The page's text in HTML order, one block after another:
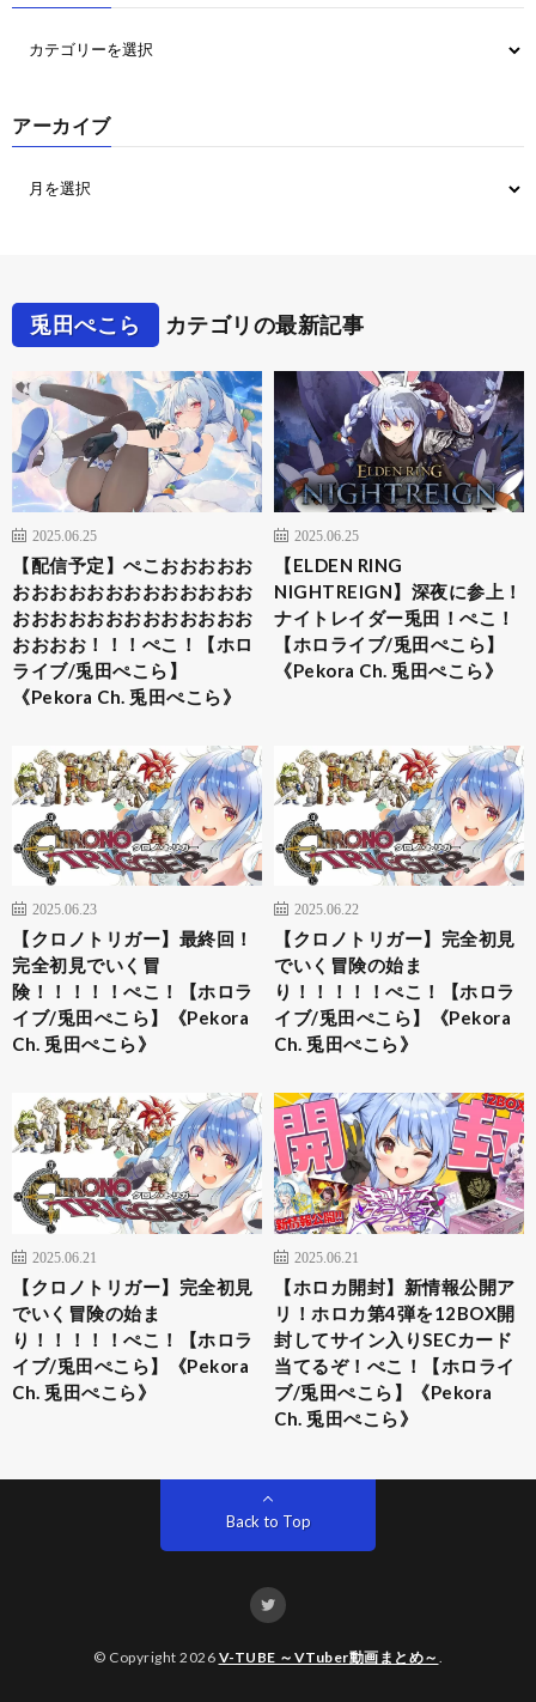
アーカイブ
兎田ぺこら カテゴリの最新記事
2025.06.25
【配信予定】ぺこおおおおお
おおおおおおおおおおおおお
おおおおおおおおおおおおお
おおおお！！！ぺこ！【ホロ
ライブ/兎田ぺこら】
《Pekora Ch. 兎田ぺこら》
2025.06.25
【ELDEN RING
NIGHTREIGN】深夜に参上！
ナイトレイダー兎田！ぺこ！
【ホロライブ/兎田ぺこら】
《Pekora Ch. 兎田ぺこら》
2025.06.23
【クロノトリガー】最終回！
完全初見でいく冒
険！！！！！ぺこ！【ホロラ
イブ/兎田ぺこら】《Pekora
Ch. 兎田ぺこら》
2025.06.22
【クロノトリガー】完全初見
でいく冒険の始ま
り！！！！！ぺこ！【ホロラ
イブ/兎田ぺこら】《Pekora
Ch. 兎田ぺこら》
2025.06.21
【クロノトリガー】完全初見
でいく冒険の始ま
り！！！！！ぺこ！【ホロラ
イブ/兎田ぺこら】《Pekora
Ch. 兎田ぺこら》
2025.06.21
【ホロカ開封】新情報公開ア
リ！ホロカ第4弾を12BOX開
封してサイン入りSECカード
当てるぞ！ぺこ！【ホロライ
ブ/兎田ぺこら】《Pekora
Ch. 兎田ぺこら》
Back to Top
© Copyright 2026 V-TUBE ～VTuber動画まとめ～